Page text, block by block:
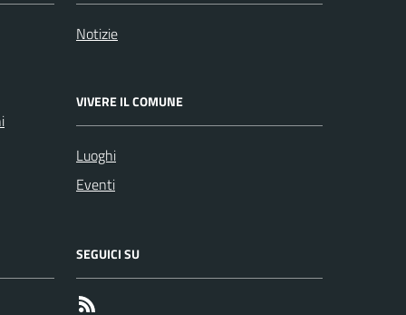
Notizie
VIVERE IL COMUNE
Luoghi
Eventi
SEGUICI SU